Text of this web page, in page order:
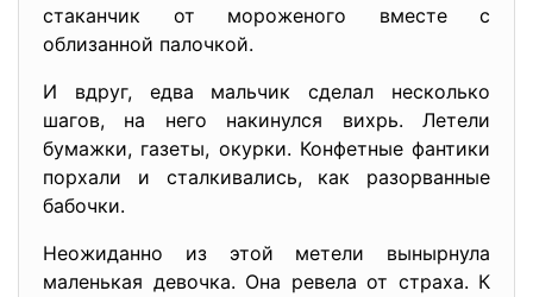
стаканчик от мороженого вместе с
облизанной палочкой.
И вдруг, едва мальчик сделал несколько
шагов, на него накинулся вихрь. Летели
бумажки, газеты, окурки. Конфетные фантики
порхали и сталкивались, как разорванные
бабочки.
Неожиданно из этой метели вынырнула
маленькая девочка. Она ревела от страха. К